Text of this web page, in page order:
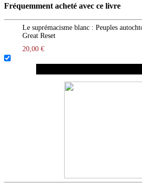
Fréquemment acheté avec ce livre
Le suprémacisme blanc : Peuples
Great Reset
20,00 €